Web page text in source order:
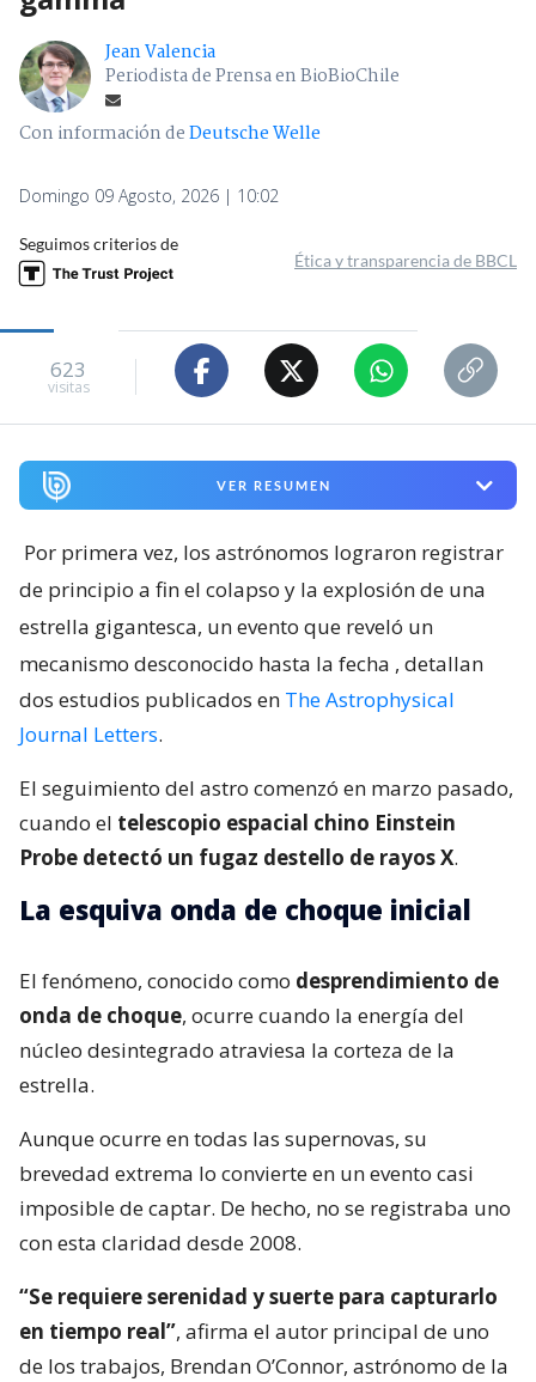
Jean Valencia
Periodista de Prensa en BioBioChile
Con información deDeutsche Welle
Domingo 09 Agosto, 2026 | 10:02
Seguimos criterios de
Ética y transparencia de BBCL
623
visitas
VER RESUMEN
Por primera vez, los astrónomos lograron registrar
de principio a fin el colapso y la explosión de una
estrella gigantesca, un evento que reveló un
mecanismo desconocido hasta la fecha , detallan
dos estudios publicados en The Astrophysical
Journal Letters.
El seguimiento del astro comenzó en marzo pasado,
cuando el telescopio espacial chino Einstein
Probe detectó un fugaz destello de rayos X.
La esquiva onda de choque inicial
El fenómeno, conocido como desprendimiento de
onda de choque, ocurre cuando la energía del
núcleo desintegrado atraviesa la corteza de la
estrella.
Aunque ocurre en todas las supernovas, su
brevedad extrema lo convierte en un evento casi
imposible de captar. De hecho, no se registraba uno
con esta claridad desde 2008.
“Se requiere serenidad y suerte para capturarlo
en tiempo real”, afirma el autor principal de uno
de los trabajos, Brendan O’Connor, astrónomo de la